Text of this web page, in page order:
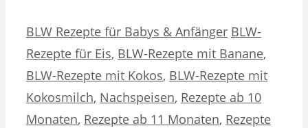
Kategorien
BLW Rezepte für Babys & Anfänger Schlagwörter
BLW-
Rezepte für Eis, BLW-Rezepte mit Banane,
BLW-Rezepte mit Kokos, BLW-Rezepte mit
Kokosmilch, Nachspeisen, Rezepte ab 10
Monaten, Rezepte ab 11 Monaten, Rezepte